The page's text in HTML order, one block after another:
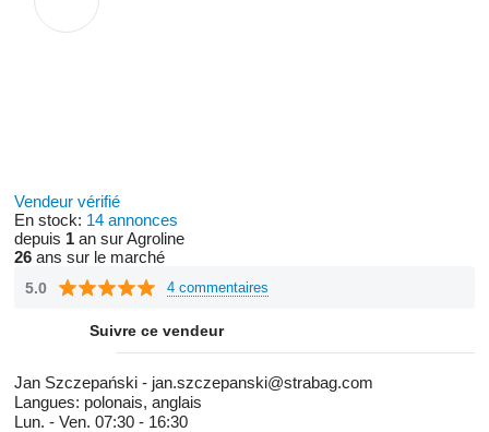
Vendeur vérifié
En stock: 14 annonces
depuis 1 an sur Agroline
26 ans sur le marché
5.0 4 commentaires
Suivre ce vendeur
Jan Szczepański - jan.szczepanski@strabag.com
Langues: polonais, anglais
Lun. - Ven. 07:30 - 16:30